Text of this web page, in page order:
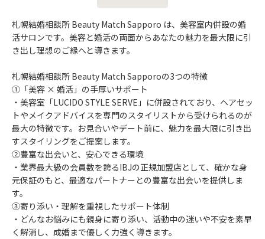
札幌結婚相談所 Beauty Match Sapporo は、美容室内併設の婚
活サロンです。美容と婚活の両面からあなたの魅力を最大限に引
き出し理想のご縁へと導きます。
札幌結婚相談所 Beauty Match Sapporoの3つの特徴
①「美容 × 婚活」の手厚いサポート
・美容室「LUCIDO STYLE SERVE」に併設されており、ヘアセッ
トやメイクアドバイスを専門のスタイリストから受けられるのが
最大の特徴です。お見合いやデート前に、魅力を最大限に引き出
すスタイリングをご提案します。
②豊富な出会いと、安心できる環境
・業界最大級の会員数を誇るIBJの正規加盟店として、確かな身
元保証のもと、最適なパートナーとの豊富な出会いを提供しま
す。
③寄り添い・理解を重視したサポート体制
・どんなお悩みにも親身に寄り添い、活動中の迷いや不安を素早
く解消し、成婚まで優しく力強く導きます。